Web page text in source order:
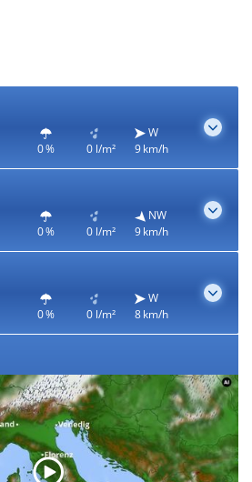
0 % 0 l/m²
W
9 km/h
0 % 0 l/m²
NW
9 km/h
0 % 0 l/m²
W
8 km/h